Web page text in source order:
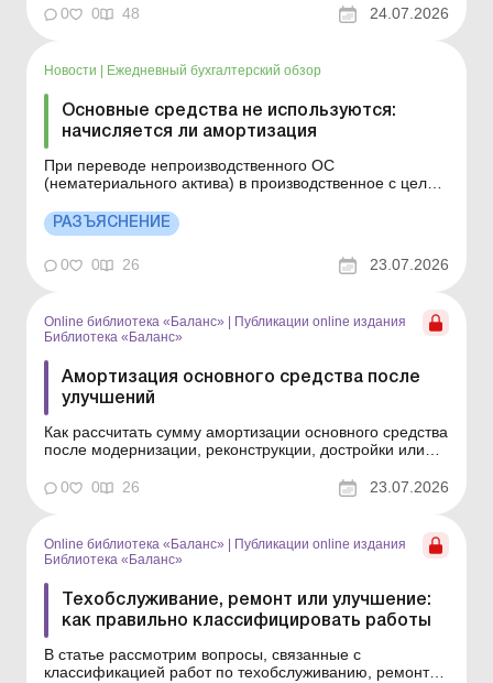
отпускные по отчетным периодам, приведем алгоритм
их начисления и для наглядности рассмотрим
больше всего ...
0 0 48 24.07.2026
Новости | Ежедневный бухгалтерский обзор
Основные средства не используются:
начисляется ли амортизация
При переводе непроизводственного ОС
(нематериального актива) в производственное с целью
балансовая стоимость такого ОС (нематериального
актива) определяется на дату такого перевода по
изменить метод начисления ...
РАЗЪЯСНЕНИЕ
0 0 26 23.07.2026
Online библиотека «Баланс»
Публикации online издания
Библиотека «Баланс»
Амортизация основного средства после
улучшений
Как рассчитать сумму амортизации основного средства
после модернизации, реконструкции, достройки или
Библиотека Баланс № 14 «Основные средства:
ремонты, модернизация, реконструкция и
улучше...
0 0 26 23.07.2026
Online библиотека «Баланс»
Публикации online издания
Библиотека «Баланс»
Техобслуживание, ремонт или улучшение:
как правильно классифицировать работы
В статье рассмотрим вопросы, связанные с
классификацией работ по техобслуживанию, ремонту